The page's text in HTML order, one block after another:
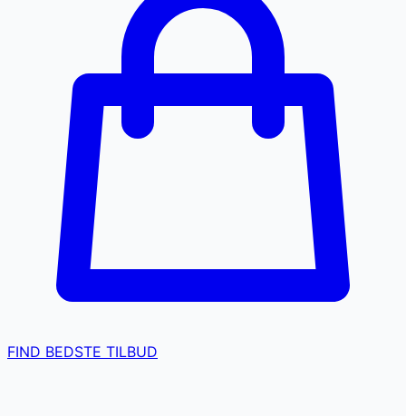
FIND BEDSTE TILBUD